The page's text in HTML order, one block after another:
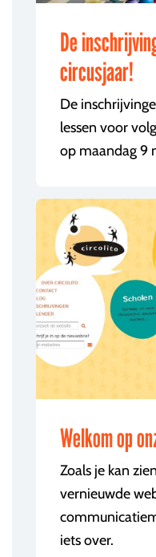
De
circusjaar!
De
lessen voor
op maandag 9
Welkom op
Zoals je kan
vernieuwde
iets over.